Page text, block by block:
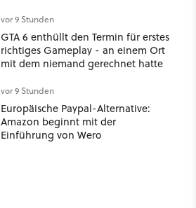
vor 9 Stunden
GTA 6 enthüllt den Termin für erstes
richtiges Gameplay - an einem Ort
mit dem niemand gerechnet hatte
vor 9 Stunden
Europäische Paypal-Alternative:
Amazon beginnt mit der
Einführung von Wero